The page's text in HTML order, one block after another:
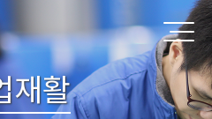
재활